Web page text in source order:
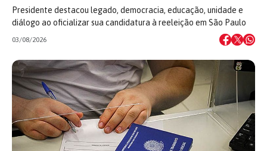
Presidente destacou legado, democracia, educação, unidade e
diálogo ao oficializar sua candidatura à reeleição em São Paulo
03/08/2026